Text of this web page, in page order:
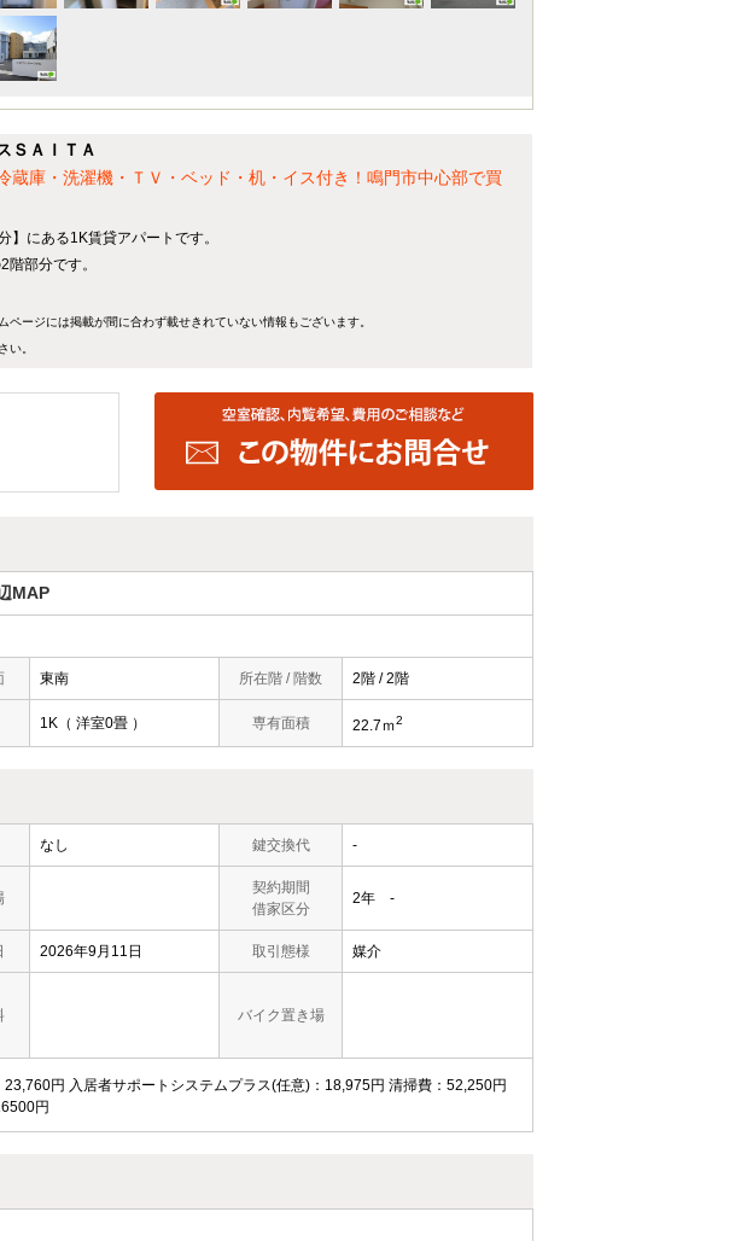
ＳＡＩＴＡ
・洗濯機・ＴＶ・ベッド・机・イス付き！鳴門市中心部で買
にある1K賃貸アパートです。
部分です。
ージには掲載が間に合わず載せきれていない情報もございます。
い。
MAP
東南 所在階 / 階数 2階 / 2階
1K（ 洋室0畳 ） 専有面積 22.7ｍ2
なし 鍵交換代 -
契約期間
借家区分
2年 -
2026年9月11日 取引態様 媒介
バイク置き場
円 入居者サポートシステムプラス(任意)：18,975円 清掃費：52,250円
円